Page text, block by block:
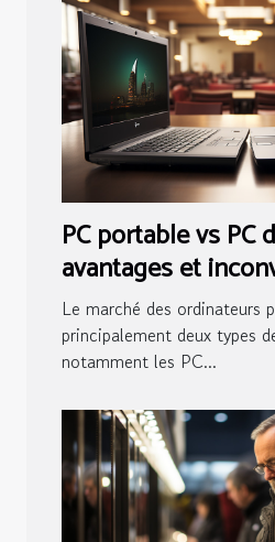
PC portable vs PC
avantages et
considérer
Le marché des ordinateurs
principalement deux types
notamment les PC...